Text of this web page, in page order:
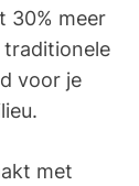
30% meer
traditionele
voor je
met